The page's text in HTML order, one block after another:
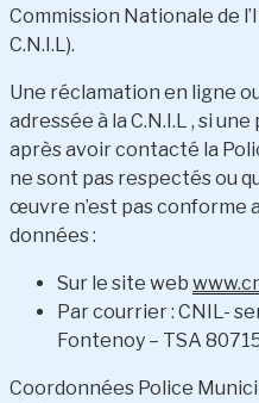
Commission Nationale de
C.N.I.L).
Une réclamation en ligne
adressée à la C.N.I.L , si
après avoir contacté la
ne sont pas respectés ou
œuvre n’est pas conforme
données :
Sur le site web
Par courrier : CNIL-
Fontenoy – TSA
Coordonnées Police